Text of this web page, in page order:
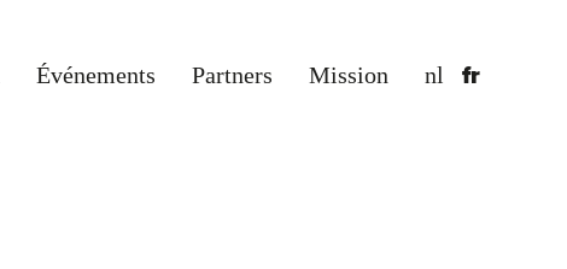
Événements Partners Mission nl fr